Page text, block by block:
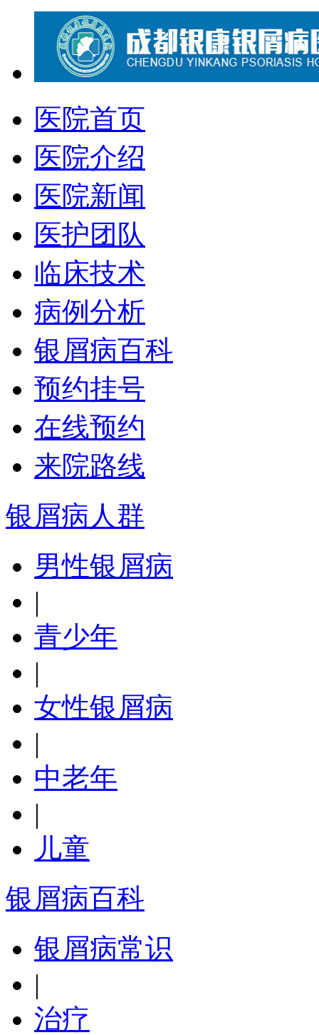
医院首页
医院介绍
医院新闻
医护团队
临床技术
病例分析
银屑病百科
预约挂号
在线预约
来院路线
银屑病人群
男性银屑病
|
青少年
|
女性银屑病
|
中老年
|
儿童
银屑病百科
银屑病常识
|
治疗